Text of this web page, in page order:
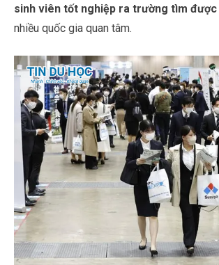
sinh viên tốt nghiệp ra trường tìm được
nhiều quốc gia quan tâm.